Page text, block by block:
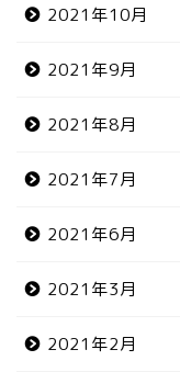
2021年10月
2021年9月
2021年8月
2021年7月
2021年6月
2021年3月
2021年2月